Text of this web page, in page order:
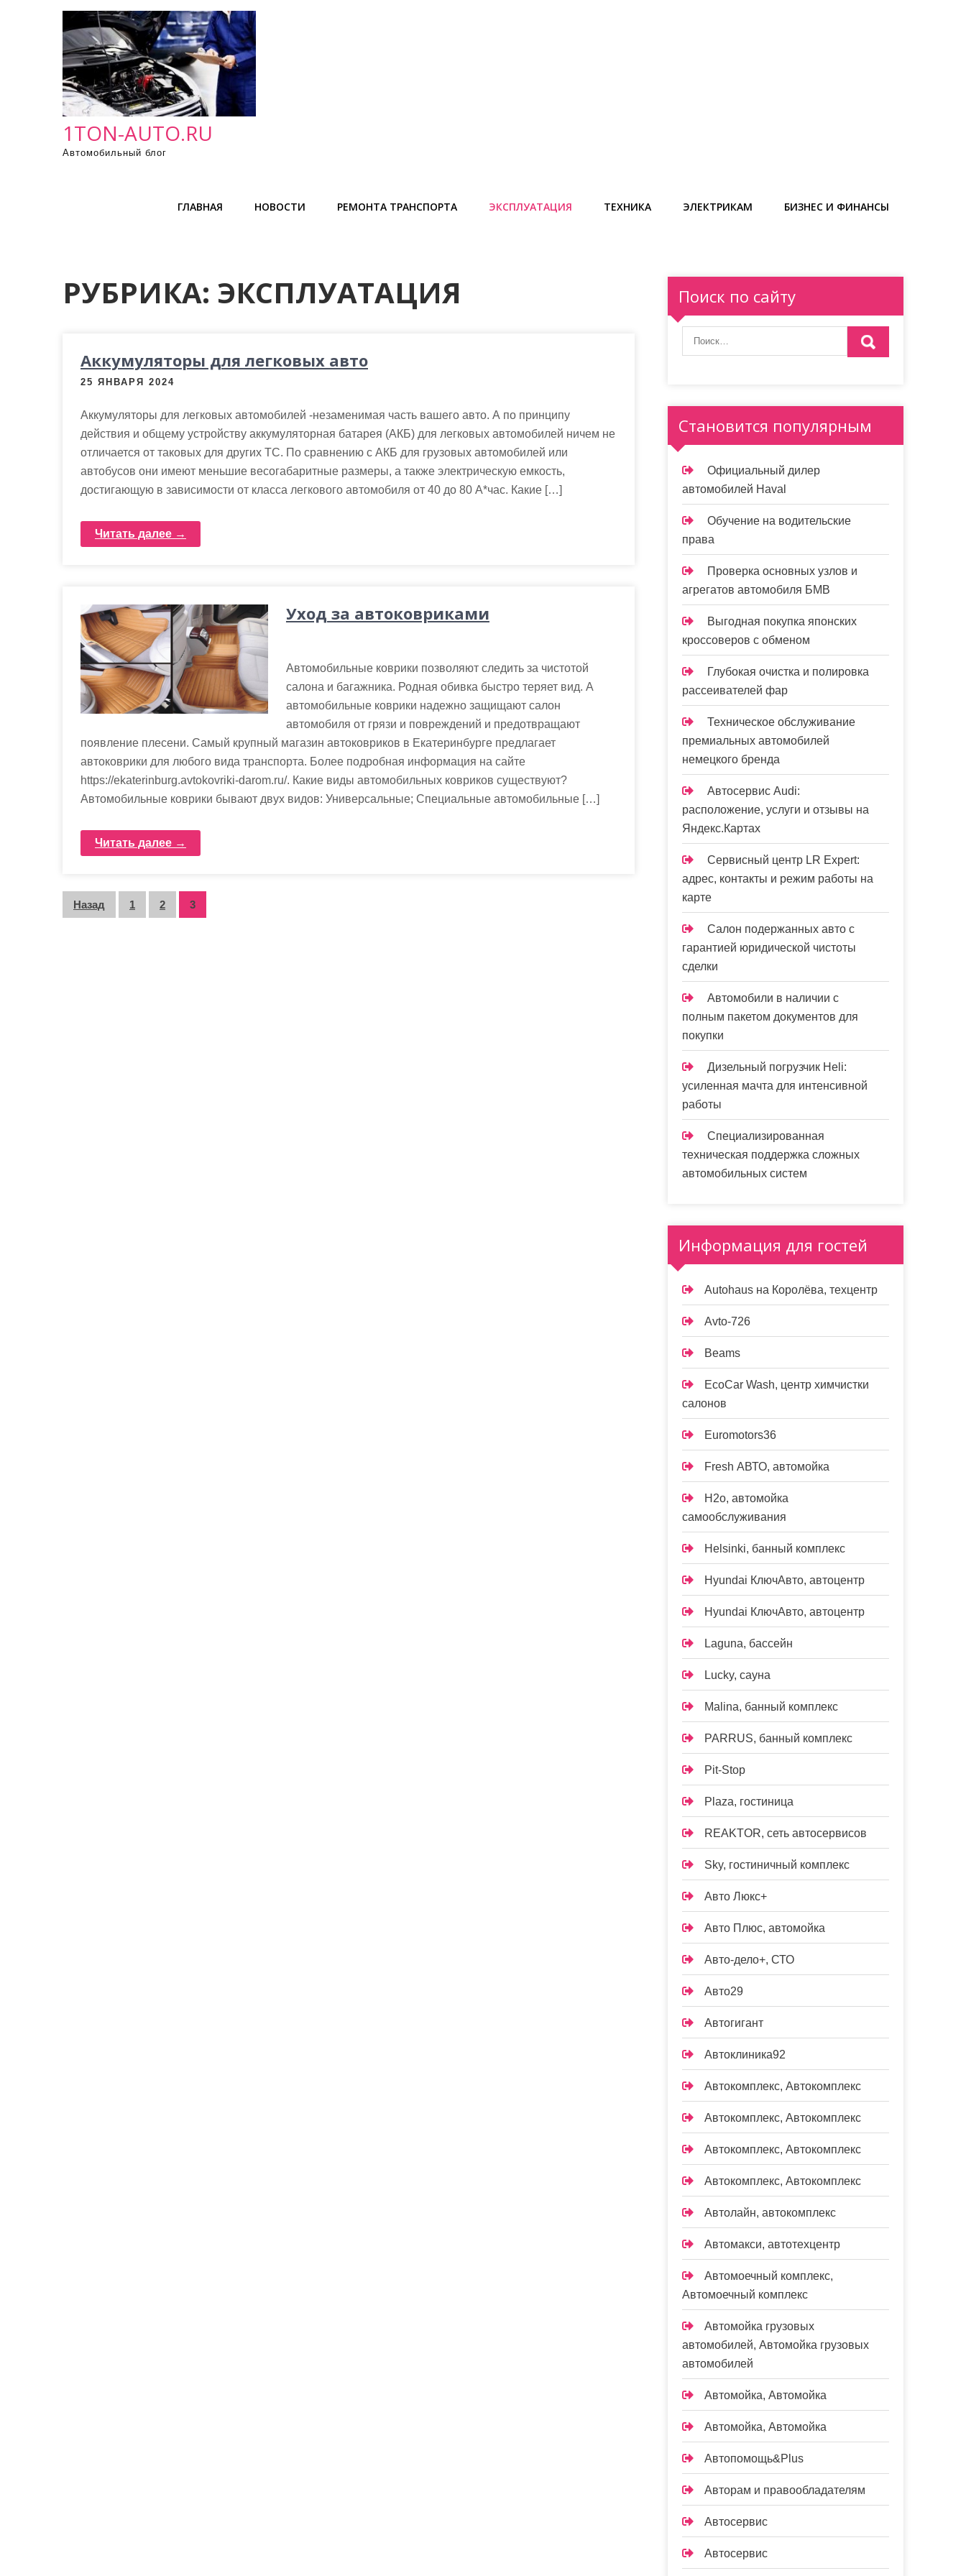
1TON-AUTO.RU
Автомобильный блог
ГЛАВНАЯ НОВОСТИ РЕМОНТА ТРАНСПОРТА ЭКСПЛУАТАЦИЯ ТЕХНИКА ЭЛЕКТРИКАМ БИЗНЕС И ФИНАНСЫ
РУБРИКА: ЭКСПЛУАТАЦИЯ
Аккумуляторы для легковых авто
25 ЯНВАРЯ 2024
Аккумуляторы для легковых автомобилей -незаменимая часть вашего авто. А по принципу
действия и общему устройству аккумуляторная батарея (АКБ) для легковых автомобилей ничем не
отличается от таковых для других ТС. По сравнению с АКБ для грузовых автомобилей или
автобусов они имеют меньшие весогабаритные размеры, а также электрическую емкость,
достигающую в зависимости от класса легкового автомобиля от 40 до 80 А*час. Какие […]
Читать далее →
Уход за автоковриками
Автомобильные коврики позволяют следить за чистотой
салона и багажника. Родная обивка быстро теряет вид. А
автомобильные коврики надежно защищают салон
автомобиля от грязи и повреждений и предотвращают
появление плесени. Самый крупный магазин автоковриков в Екатеринбурге предлагает
автоковрики для любого вида транспорта. Более подробная информация на сайте
https://ekaterinburg.avtokovriki-darom.ru/. Какие виды автомобильных ковриков существуют?
Автомобильные коврики бывают двух видов: Универсальные; Специальные автомобильные […]
Читать далее →
П
Назад 1 2 3
Поиск по сайту
Становится популярным
Официальный дилер
автомобилей Haval
Обучение на водительские
права
Проверка основных узлов и
агрегатов автомобиля БМВ
Выгодная покупка японских
кроссоверов с обменом
Глубокая очистка и полировка
рассеивателей фар
Техническое обслуживание
премиальных автомобилей
немецкого бренда
Автосервис Audi:
расположение, услуги и отзывы на
Яндекс.Картах
Сервисный центр LR Expert:
адрес, контакты и режим работы на
карте
Салон подержанных авто с
гарантией юридической чистоты
сделки
Автомобили в наличии с
полным пакетом документов для
покупки
Дизельный погрузчик Heli:
усиленная мачта для интенсивной
работы
Специализированная
техническая поддержка сложных
автомобильных систем
Информация для гостей
Autohaus на Королёва, техцентр
Avto-726
Beams
EcoCar Wash, центр химчистки
салонов
Euromotors36
Fresh АВТО, автомойка
H2o, автомойка
самообслуживания
Helsinki, банный комплекс
Hyundai КлючАвто, автоцентр
Hyundai КлючАвто, автоцентр
Laguna, бассейн
Lucky, сауна
Malina, банный комплекс
PARRUS, банный комплекс
Pit-Stop
Plaza, гостиница
REAKTOR, сеть автосервисов
Sky, гостиничный комплекс
Авто Люкс+
Авто Плюс, автомойка
Авто-дело+, СТО
Авто29
Автогигант
Автоклиника92
Автокомплекс, Автокомплекс
Автокомплекс, Автокомплекс
Автокомплекс, Автокомплекс
Автокомплекс, Автокомплекс
Автолайн, автокомплекс
Автомакси, автотехцентр
Автомоечный комплекс,
Автомоечный комплекс
Автомойка грузовых
автомобилей, Автомойка грузовых
автомобилей
Автомойка, Автомойка
Автомойка, Автомойка
Автопомощь&Plus
Авторам и правообладателям
Автосервис
Автосервис